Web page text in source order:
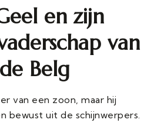
en zijn
van
Belg
van een zoon, maar hij
bewust uit de schijnwerpers.